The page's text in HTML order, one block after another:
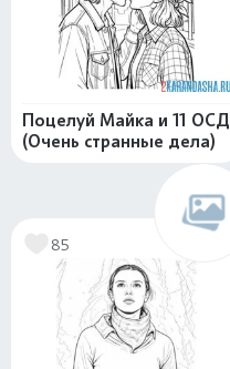
Поцелуй Майка и 11 ОСД
(Очень странные дела)
85